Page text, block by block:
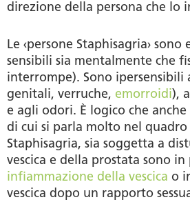
direzione della persona che lo
Le ‹persone Staphisagria› sono
sensibili sia mentalmente che
interrompe). Sono
genitali, verruche, emorroidi),
e agli odori. È logico che
di cui si parla molto nel
Staphisagria, sia soggetta a
vescica e della prostata sono
infiammazione della vescica o
vescica dopo un rapporto